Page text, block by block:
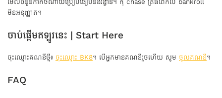
មើលចំនួនកាក់ចំណាយប្រៀបធៀបនឹងរង្វាន់។ កុំ chase ត្រីធំពេកបើ bankroll
មិនអនុញ្ញាត។
ចាប់ផ្តើមឥឡូវនេះ | Start Here
ចុះឈ្មោះគណនីថ្មី៖ ចុះឈ្មោះ BK8។ បើអ្នកមានគណនីរួចហើយ សូម ចូលគណនី។
FAQ